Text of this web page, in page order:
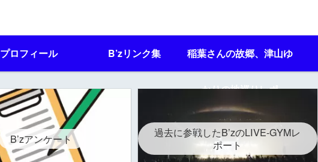
プロフィール B’zリンク集 稲葉さんの故郷、津山ゆ
かりの地巡りレポ
B’zアンケート
過去に参戦したB’zのLIVE-GYMレ
ポート